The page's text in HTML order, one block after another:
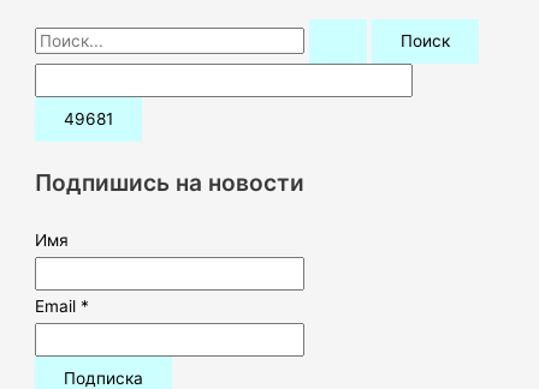
П
о
и
:Подпишись на новости
Имя
Email *